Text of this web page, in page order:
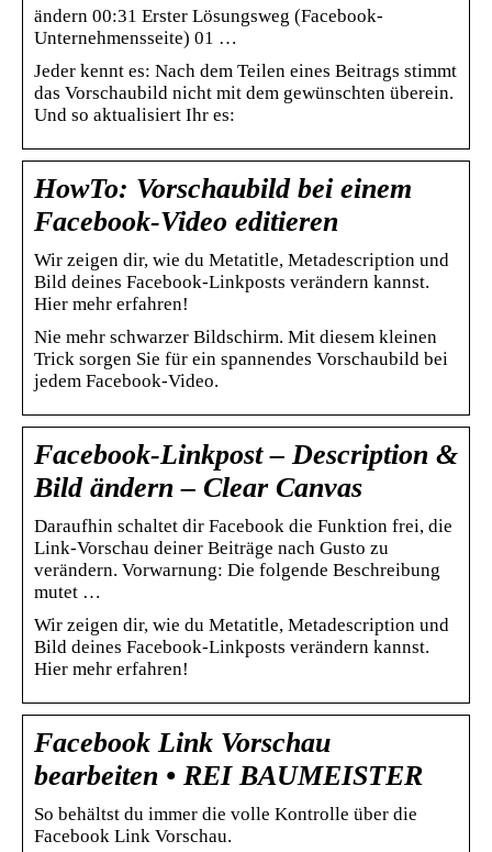
ändern 00:31 Erster Lösungsweg (Facebook-
Unternehmensseite) 01 …
Jeder kennt es: Nach dem Teilen eines Beitrags stimmt
das Vorschaubild nicht mit dem gewünschten überein.
Und so aktualisiert Ihr es:
HowTo: Vorschaubild bei einem
Facebook-Video editieren
Wir zeigen dir, wie du Metatitle, Metadescription und
Bild deines Facebook-Linkposts verändern kannst.
Hier mehr erfahren!
Nie mehr schwarzer Bildschirm. Mit diesem kleinen
Trick sorgen Sie für ein spannendes Vorschaubild bei
jedem Facebook-Video.
Facebook-Linkpost – Description &
Bild ändern – Clear Canvas
Daraufhin schaltet dir Facebook die Funktion frei, die
Link-Vorschau deiner Beiträge nach Gusto zu
verändern. Vorwarnung: Die folgende Beschreibung
mutet …
Wir zeigen dir, wie du Metatitle, Metadescription und
Bild deines Facebook-Linkposts verändern kannst.
Hier mehr erfahren!
Facebook Link Vorschau
bearbeiten • REI BAUMEISTER
So behältst du immer die volle Kontrolle über die
Facebook Link Vorschau.